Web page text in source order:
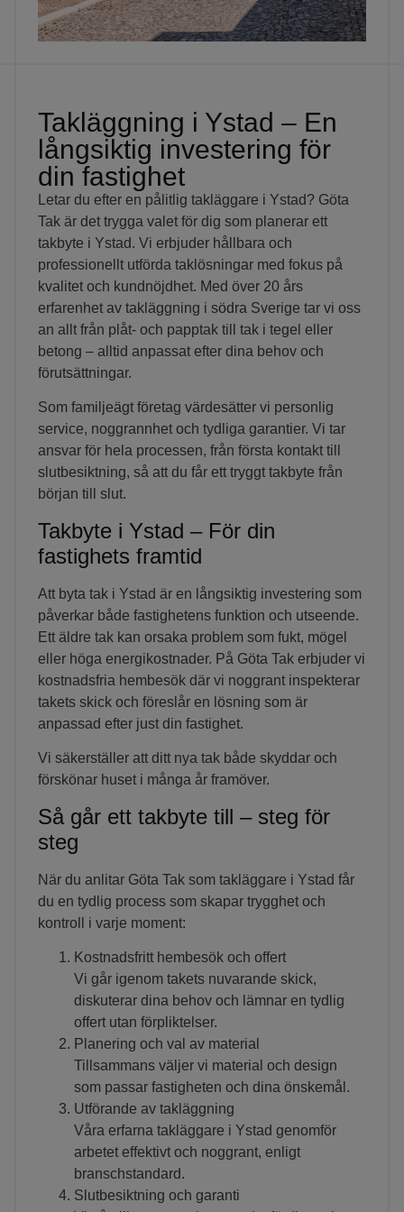
Takläggning i Ystad – En
långsiktig investering för
din fastighet
Letar du efter en pålitlig takläggare i Ystad? Göta
Tak är det trygga valet för dig som planerar ett
takbyte i Ystad. Vi erbjuder hållbara och
professionellt utförda taklösningar med fokus på
kvalitet och kundnöjdhet. Med över 20 års
erfarenhet av takläggning i södra Sverige tar vi oss
an allt från plåt- och papptak till tak i tegel eller
betong – alltid anpassat efter dina behov och
förutsättningar.
Som familjeägt företag värdesätter vi personlig
service, noggrannhet och tydliga garantier. Vi tar
ansvar för hela processen, från första kontakt till
slutbesiktning, så att du får ett tryggt takbyte från
början till slut.
Takbyte i Ystad – För din
fastighets framtid
Att byta tak i Ystad är en långsiktig investering som
påverkar både fastighetens funktion och utseende.
Ett äldre tak kan orsaka problem som fukt, mögel
eller höga energikostnader. På Göta Tak erbjuder vi
kostnadsfria hembesök där vi noggrant inspekterar
takets skick och föreslår en lösning som är
anpassad efter just din fastighet.
Vi säkerställer att ditt nya tak både skyddar och
förskönar huset i många år framöver.
Så går ett takbyte till – steg för
steg
När du anlitar Göta Tak som takläggare i Ystad får
du en tydlig process som skapar trygghet och
kontroll i varje moment:
Kostnadsfritt hembesök och offert
Vi går igenom takets nuvarande skick,
diskuterar dina behov och lämnar en tydlig
offert utan förpliktelser.
Planering och val av material
Tillsammans väljer vi material och design
som passar fastigheten och dina önskemål.
Utförande av takläggning
Våra erfarna takläggare i Ystad genomför
arbetet effektivt och noggrant, enligt
branschstandard.
Slutbesiktning och garanti